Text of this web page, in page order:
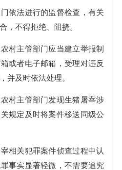
法进行的监督检查，有关
，不得拒绝、阻挠。
村主管部门应当建立举报制
或者电子邮箱，受理对违反
并及时依法处理。
村主管部门发现生猪屠宰涉
规定及时将案件移送同级公
关犯罪案件侦查过程中认
事实显著轻微，不需要追究